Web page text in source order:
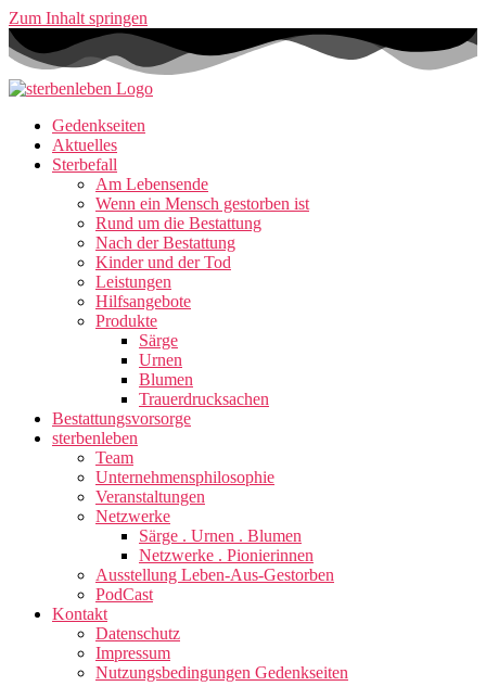
Zum Inhalt springen
Gedenkseiten
Aktuelles
Sterbefall
Am Lebensende
Wenn ein Mensch gestorben ist
Rund um die Bestattung
Nach der Bestattung
Kinder und der Tod
Leistungen
Hilfsangebote
Produkte
Särge
Urnen
Blumen
Trauerdrucksachen
Bestattungsvorsorge
sterbenleben
Team
Unternehmensphilosophie
Veranstaltungen
Netzwerke
Särge . Urnen . Blumen
Netzwerke . Pionierinnen
Ausstellung Leben-Aus-Gestorben
PodCast
Kontakt
Datenschutz
Impressum
Nutzungsbedingungen Gedenkseiten